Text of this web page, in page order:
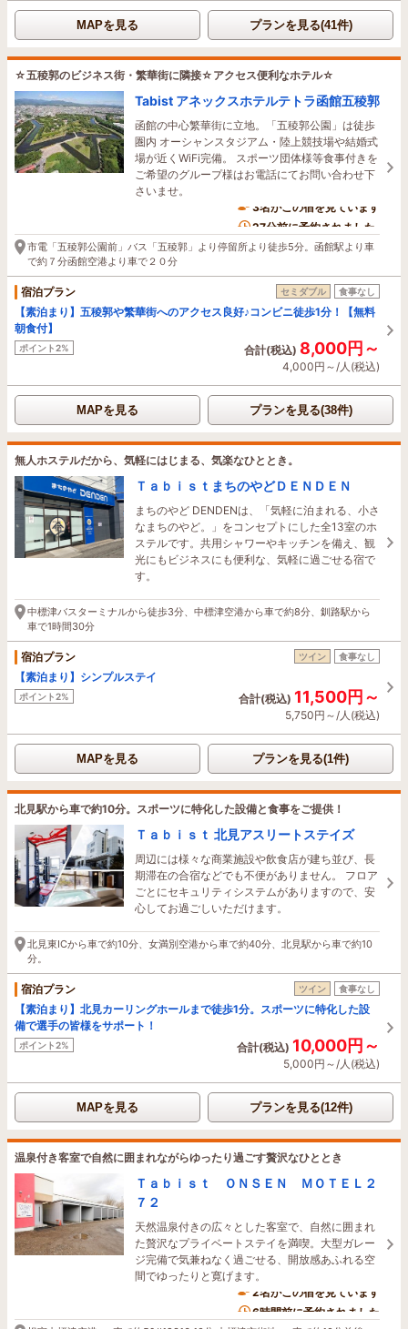
MAPを見る プランを見る(41件)
☆五稜郭のビジネス街・繁華街に隣接☆アクセス便利なホテル☆
Tabist アネックスホテルテトラ函館五稜郭
函館の中心繁華街に立地。「五稜郭公園」は徒歩
圏内 オーシャンスタジアム・陸上競技場や結婚式
場が近くWiFi完備。 スポーツ団体様等食事付きを
ご希望のグループ様はお電話にてお問い合わせ下
さいませ。
3名がこの宿を見ています
27分前に予約されました
市電「五稜郭公園前」バス「五稜郭」より停留所より徒歩5分。函館駅より車
で約７分函館空港より車で２０分
宿泊プラン セミダブル 食事なし
【素泊まり】五稜郭や繁華街へのアクセス良好♪コンビニ徒歩1分！【無料
朝食付】
ポイント2% 合計(税込) 8,000円～
4,000円～/人(税込)
MAPを見る プランを見る(38件)
無人ホステルだから、気軽にはじまる、気楽なひととき。
ＴａｂｉｓｔまちのやどＤＥＮＤＥＮ
まちのやど DENDENは、「気軽に泊まれる、小さ
なまちのやど。」をコンセプトにした全13室のホ
ステルです。共用シャワーやキッチンを備え、観
光にもビジネスにも便利な、気軽に過ごせる宿で
す。
中標津バスターミナルから徒歩3分、中標津空港から車で約8分、釧路駅から
車で1時間30分
宿泊プラン ツイン 食事なし
【素泊まり】シンプルステイ
ポイント2% 合計(税込) 11,500円～
5,750円～/人(税込)
MAPを見る プランを見る(1件)
北見駅から車で約10分。スポーツに特化した設備と食事をご提供！
Ｔａｂｉｓｔ 北見アスリートステイズ
周辺には様々な商業施設や飲食店が建ち並び、長
期滞在の合宿などでも不便がありません。 フロア
ごとにセキュリティシステムがありますので、安
心してお過ごしいただけます。
北見東ICから車で約10分、女満別空港から車で約40分、北見駅から車で約10
分。
宿泊プラン ツイン 食事なし
【素泊まり】北見カーリングホールまで徒歩1分。スポーツに特化した設
備で選手の皆様をサポート！
ポイント2% 合計(税込) 10,000円～
5,000円～/人(税込)
MAPを見る プランを見る(12件)
温泉付き客室で自然に囲まれながらゆったり過ごす贅沢なひととき
Ｔａｂｉｓｔ ＯＮＳＥＮ ＭＯＴＥＬ２
７２
天然温泉付きの広々とした客室で、自然に囲まれ
た贅沢なプライベートステイを満喫。大型ガレー
ジ完備で気兼ねなく過ごせる、開放感あふれる空
間でゆったりと寛げます。
2名がこの宿を見ています
6時間前に予約されました